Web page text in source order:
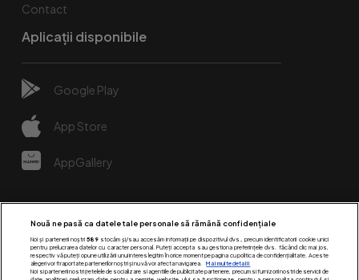
Contact
Aplicații disponibile
Google Play
App Store
AppGallery
Nouă ne pasă ca datele tale personale să rămână confidențiale
Noi și partenerii noștri 589stocăm și/sau accesăm informații pe dispozitivul dvs., precum identificatorii cookie unici
pentru prelucrarea datelor cu caracter personal. Puteți accepta sau gestiona preferințele dvs. făcând clic mai jos,
respectiv vă puteți opune utilizării unui interes legitim în orice moment pe pagina cu politica de confidențialitate. Aceste
alegeri vor fi raportate partenerilor noștri și nu vă vor afecta navigarea.
Mai multe detalii
Noi si partenerii nostri (retelele de socializare si agentiile de publicitate partenere, precum si furnizorii nostri de servicii de